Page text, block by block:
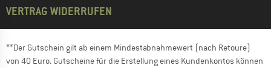
VERTRAG WIDERRUFEN
**Der Gutschein gilt ab einem Mindestabnahmewert (nach Retoure)
von 40 Euro. Gutscheine für die Erstellung eines Kundenkontos können